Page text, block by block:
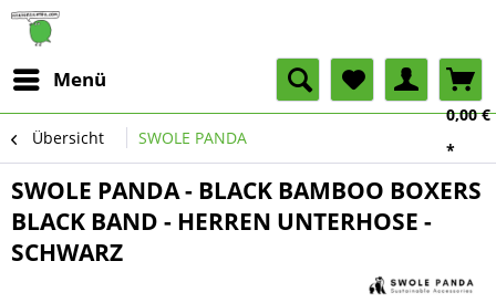
Menü
0,00 €
*
Übersicht SWOLE PANDA
SWOLE PANDA - BLACK BAMBOO BOXERS
BLACK BAND - HERREN UNTERHOSE -
SCHWARZ